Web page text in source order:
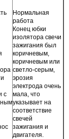
с
Нормальная
работа
Конец юбки
изолятора свечи
зажигания был
коричневым,
коричневым или
светло-серым,
эрозия
электрода очень
мала, что
указывает на
соответствие
свечей
зажигания и
двигателя.